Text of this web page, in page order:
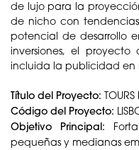
de lujo para la
de nicho con
potencial de desarrollo
inversiones, el
incluida la publicidad en
Título del Proyecto:
Código del Proyecto:
Objetivo Principal:
pequeñas y medianas